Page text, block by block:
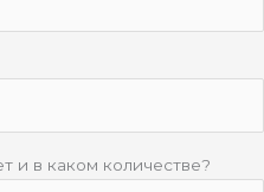
и в каком количестве?